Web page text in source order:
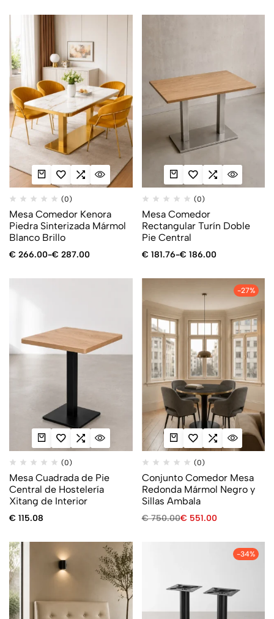
(0)
Mesa Comedor Kenora
Piedra Sinterizada Mármol
Blanco Brillo
€ 266.00-€ 287.00
(0)
Mesa Comedor
Rectangular Turín Doble
Pie Central
€ 181.76-€ 186.00
(0)
Mesa Cuadrada de Pie
Central de Hostelería
Xitang de Interior
€ 115.08
-27%
(0)
Conjunto Comedor Mesa
Redonda Mármol Negro y
Sillas Ambala
€750.00€ 551.00
-34%